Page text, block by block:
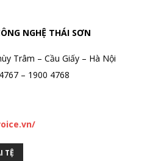
NGHỆ THÁI SƠN
Trâm – Cầu Giấy – Hà Nội
– 1900 4768
TỆ